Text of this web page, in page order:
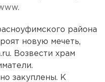
района
новую мечеть,
Возвести храм
закуплены. К